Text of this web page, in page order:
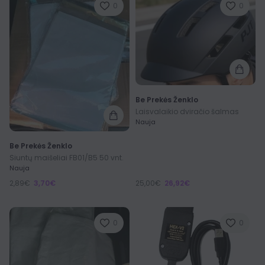
0
Be Prekės Ženklo
Siuntų maišeliai FB01/B5 50 vnt.
Nauja
2,89€ 3,70€
0
Be Prekės Ženklo
Laisvalaikio dviračio šalmas
Nauja
25,00€ 26,92€
0 0